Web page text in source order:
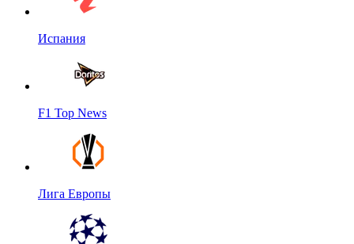
Испания
F1 Top News
Лига Европы